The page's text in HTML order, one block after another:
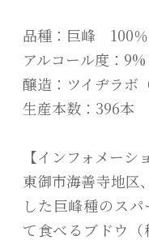
品種：巨峰 100％
アルコール度：9%
醸造：ツイヂラボ
生産本数：396本
【インフォメーシ
東御市海善寺地区
した巨峰種のス
て食べるブドウ